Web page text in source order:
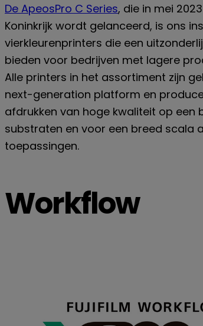
De ApeosPro C Series, die in mei
Koninkrijk wordt gelanceerd, is ons
vierkleurenprinters die een
bieden voor bedrijven met lagere
Alle printers in het assortiment zijn
next-generation platform en
afdrukken van hoge kwaliteit op een
substraten en voor een breed scala
toepassingen.
Workflow